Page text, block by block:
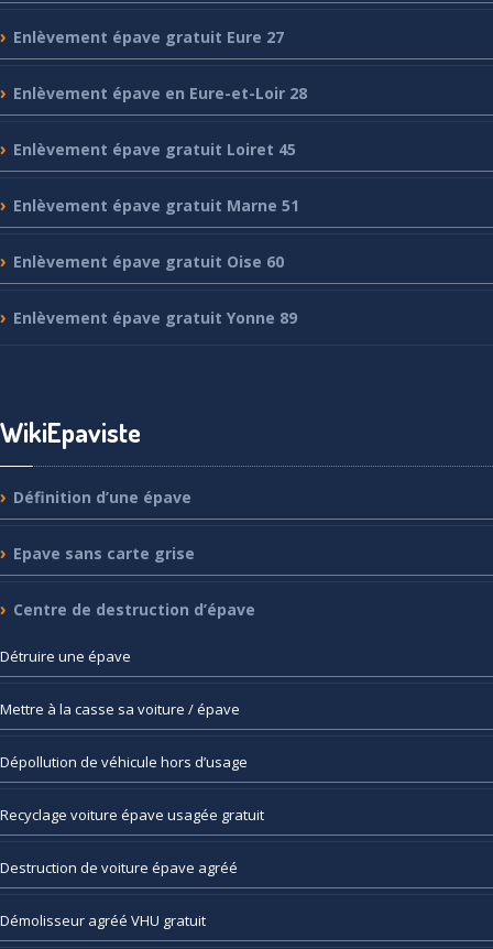
Enlèvement épave gratuit Eure 27
Enlèvement épave en Eure-et-Loir 28
Enlèvement épave gratuit Loiret 45
Enlèvement épave gratuit Marne 51
Enlèvement épave gratuit Oise 60
Enlèvement épave gratuit Yonne 89
WikiEpaviste
Définition d’une épave
Epave sans carte grise
Centre de destruction d’épave
Détruire une épave
Mettre à la casse sa voiture / épave
Dépollution de véhicule hors d’usage
Recyclage voiture épave usagée gratuit
Destruction de voiture épave agréé
Démolisseur agréé VHU gratuit